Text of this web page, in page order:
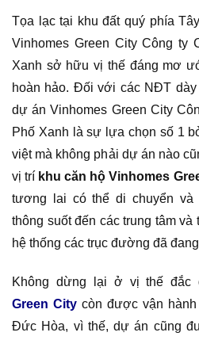
Tọa lạc tại khu đất quý phía
Vinhomes Green City Công ty
Xanh sở hữu vị thế đáng mơ
hoàn hảo. Đối với các NĐT
dự án Vinhomes Green City
Phố Xanh là sự lựa chọn số 1
việt mà không phải dự án nào
vị trí khu căn hộ Vinhomes
tương lai có thể di chuyển và
thông suốt đến các trung tâm
hệ thống các trục đường đã
Không dừng lại ở vị thế
Green Citycòn được vận
Đức Hòa, vì thế, dự án cũng